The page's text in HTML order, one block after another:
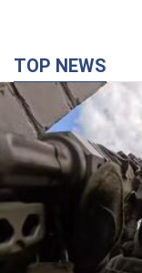
TOP NEWS